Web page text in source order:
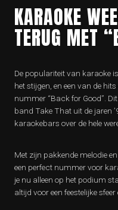
KARAOKE
TERUG MET
De populariteit van karaoke
het stijgen, en een van de
nummer “Back for Good”.
band Take That uit de jaren
karaokebars over de hele
Met zijn pakkende melodie
een perfect nummer voor
je nu alleen op het podium
altijd voor een feestelijke